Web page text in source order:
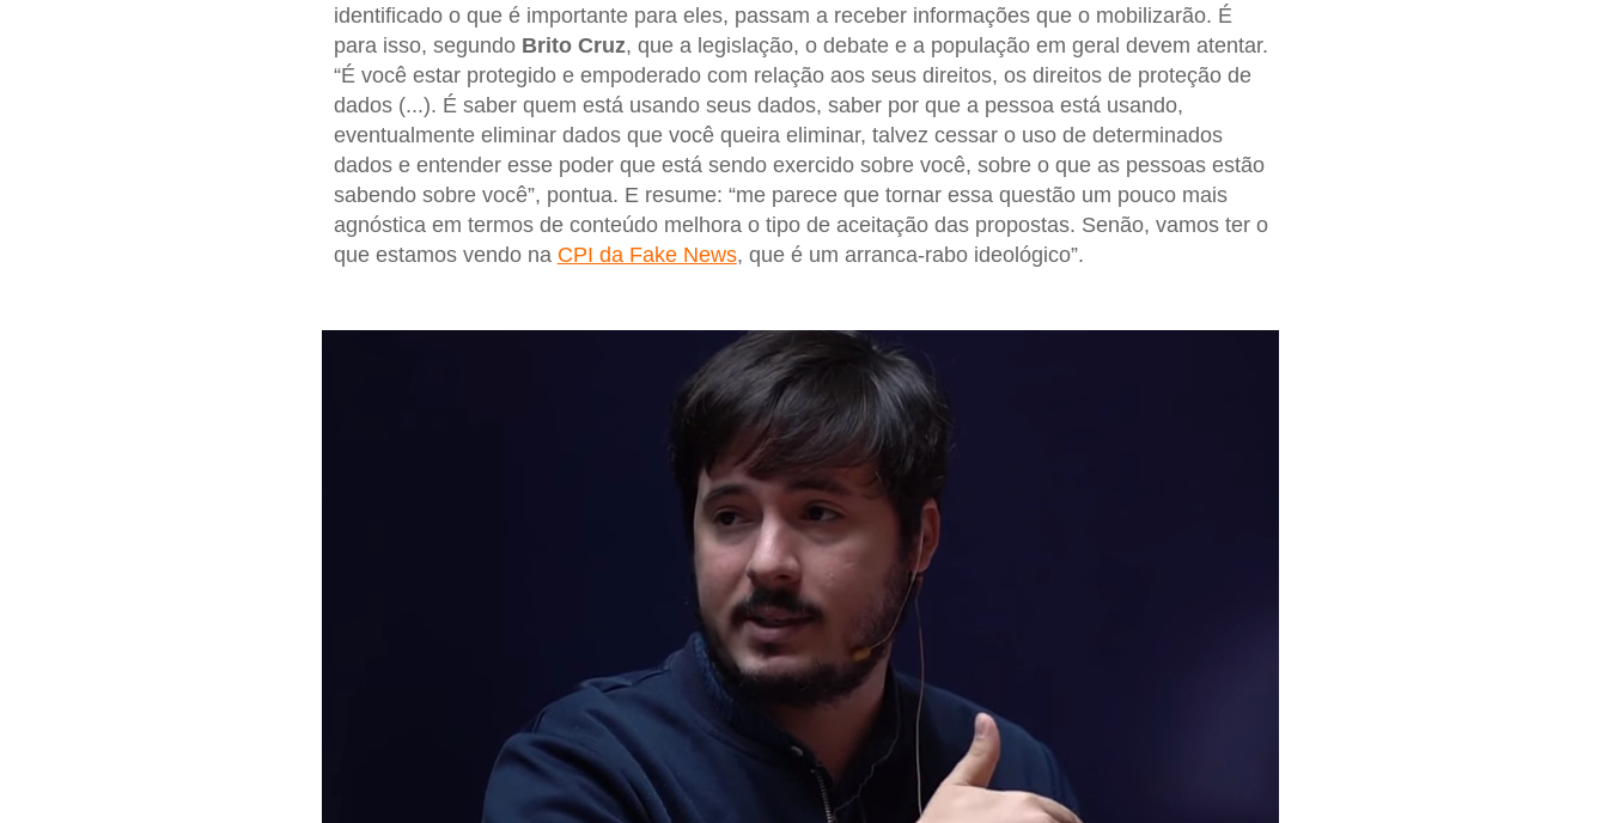
identificado o que é importante para eles, passam a receber informações que o mobilizarão. É
para isso, segundo Brito Cruz, que a legislação, o debate e a população em geral devem atentar.
“É você estar protegido e empoderado com relação aos seus direitos, os direitos de proteção de
dados (...). É saber quem está usando seus dados, saber por que a pessoa está usando,
eventualmente eliminar dados que você queira eliminar, talvez cessar o uso de determinados
dados e entender esse poder que está sendo exercido sobre você, sobre o que as pessoas estão
sabendo sobre você”, pontua. E resume: “me parece que tornar essa questão um pouco mais
agnóstica em termos de conteúdo melhora o tipo de aceitação das propostas. Senão, vamos ter o
que estamos vendo na CPI da Fake News, que é um arranca-rabo ideológico”.